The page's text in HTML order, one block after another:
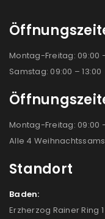
Montag-Freitag: 09:00
Samstag: 09:00 – 13:00
Montag-Freitag: 09:00
Alle 4
Standort
Baden:
Erzherzog Rainer Ring 1